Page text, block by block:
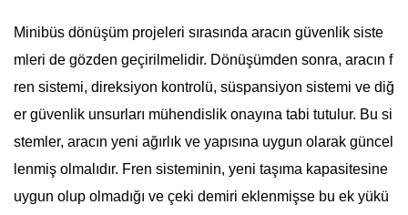
Minibüs dönüşüm projeleri sırasında aracın güvenlik siste
mleri de gözden geçirilmelidir. Dönüşümden sonra, aracın f
ren sistemi, direksiyon kontrolü, süspansiyon sistemi ve diğ
er güvenlik unsurları mühendislik onayına tabi tutulur. Bu si
stemler, aracın yeni ağırlık ve yapısına uygun olarak güncel
lenmiş olmalıdır. Fren sisteminin, yeni taşıma kapasitesine
uygun olup olmadığı ve çeki demiri eklenmişse bu ek yükü